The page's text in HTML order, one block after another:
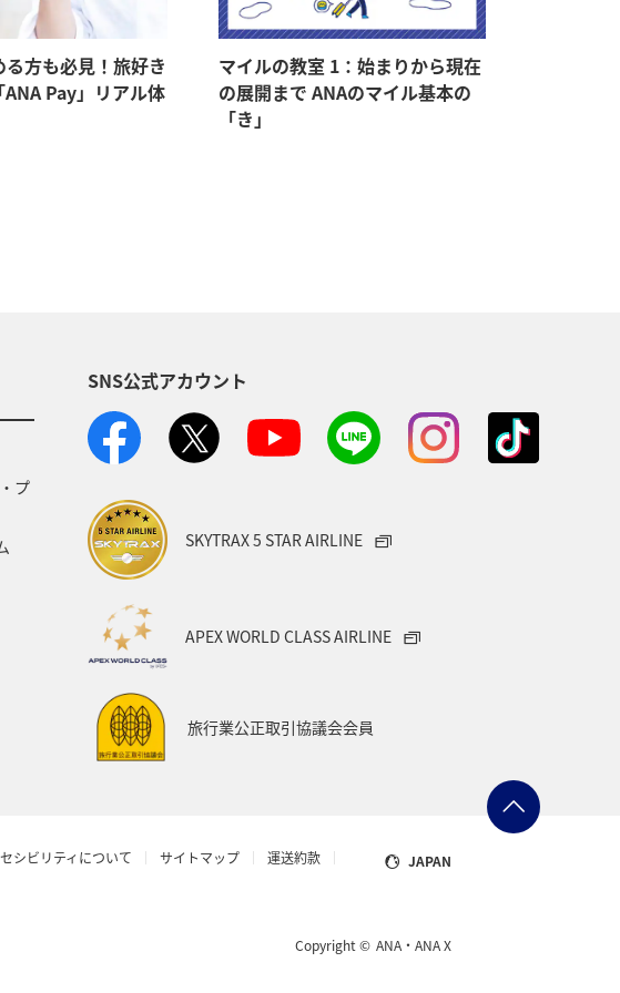
る方も必見！旅好き
ANA Pay」リアル体
マイルの教室 1：始まりから現在
の展開まで ANAのマイル基本の
「き」
プ
SNS公式アカウント
SKYTRAX 5 STAR AIRLINE
APEX WORLD CLASS AIRLINE
旅行業公正取引協議会会員
シビリティについて サイトマップ
運送約款
JAPAN
Copyright © ANA・ANA X